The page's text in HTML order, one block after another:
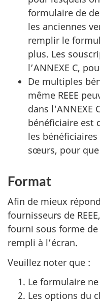
formulaire de
les anciennes
remplir le
plus. Les
l’ANNEXE C,
De multiples
même REEE
dans l'ANNEXE
bénéficiaire est
les
sœurs, pour
Format
Afin de mieux
fournisseurs de REEE
fourni sous forme
rempli à l’écran.
Veuillez noter que :
Le formulaire
Les options du